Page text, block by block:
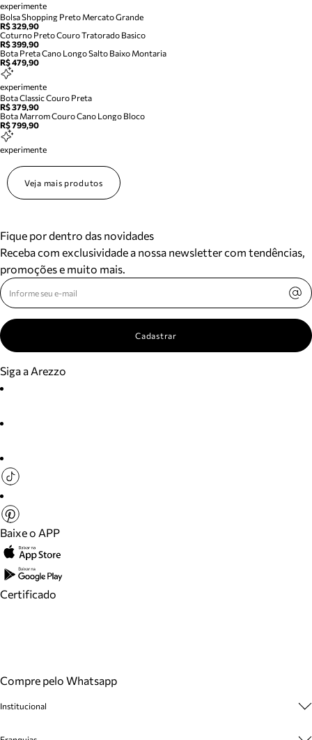
experimente
Bolsa Shopping Preto Mercato Grande
R$ 329,90
Coturno Preto Couro Tratorado Basico
R$ 399,90
Bota Preta Cano Longo Salto Baixo Montaria
R$ 479,90
experimente
Bota Classic Couro Preta
R$ 379,90
Bota Marrom Couro Cano Longo Bloco
R$ 799,90
experimente
Veja mais produtos
Fique por dentro das novidades
Receba com exclusividade a nossa newsletter com tendências,
promoções e muito mais.
Cadastrar
Siga a Arezzo
Baixe o APP
Certificado
Compre pelo Whatsapp
Institucional